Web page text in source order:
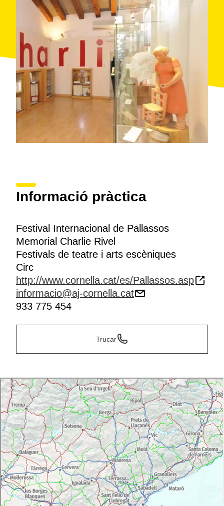
Informació pràctica
Festival Internacional de Pallassos
Memorial Charlie Rivel
Festivals de teatre i arts escèniques
Circ
http://www.cornella.cat/es/Pallassos.asp
informacio@aj-cornella.cat
933 775 454
Trucar